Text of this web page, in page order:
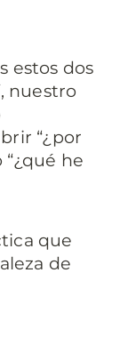
estos dos
nuestro
“¿por
he
que
de